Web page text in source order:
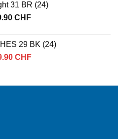
CHF160.00 CHF.
31 BR (24)
CHFPreisspanne:
109.90 CHF
29 BK (24)
CHF
CHFAktueller
129.90 CHF.